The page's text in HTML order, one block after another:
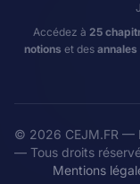
Accédez à 25
notions et des
© 2026 CEJM.FR —
— Tous droits
Mentions